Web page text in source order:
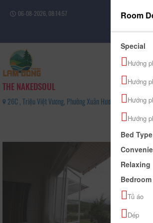
06-08-2026, 08:14:57
THE NAKEDSOUL
26C , Triệu Việt Vương, Phường Xuân Hương - Đà Lạt,
Room
Special
Hướng
Hướng
Hướng
Hướng
Bed Type
Relaxing
Tủ áo
Dép